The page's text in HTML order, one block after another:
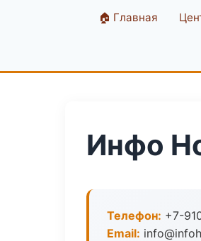
🏠 Главная
Инфо
Телефон: +7-
Email: